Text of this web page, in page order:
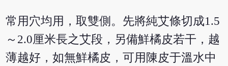
常用穴均用，取雙側。先將純艾條切成1.5
～2.0厘米長之艾段，另備鮮橘皮若干，越
薄越好，如無鮮橘皮，可用陳皮于溫水中